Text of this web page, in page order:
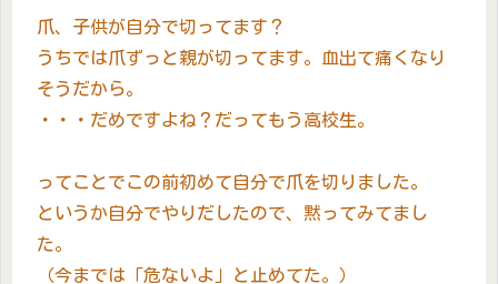
爪、子供が自分で切ってます？
うちでは爪ずっと親が切ってます。血出て痛くなり
そうだから。
・・・だめですよね？だってもう高校生。
ってことでこの前初めて自分で爪を切りました。
というか自分でやりだしたので、黙ってみてまし
た。
（今までは「危ないよ」と止めてた。）